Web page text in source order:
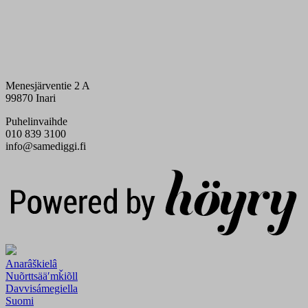
Menesjärventie 2 A
99870 Inari
Puhelinvaihde
010 839 3100
info@samediggi.fi
Anarâškielâ
Nuõrttsääʹmǩiõll
Davvisámegiella
Suomi